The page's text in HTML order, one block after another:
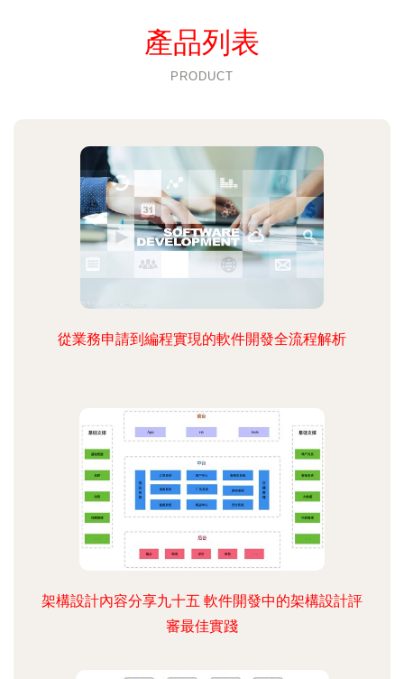
產品列表
PRODUCT
從業務申請到編程實現的軟件開發全流程解析
架構設計內容分享九十五 軟件開發中的架構設計評
審最佳實踐